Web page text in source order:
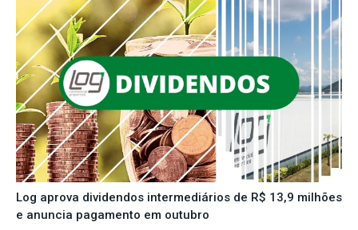
Log aprova dividendos intermediários de R$ 13,9 milhões
e anuncia pagamento em outubro